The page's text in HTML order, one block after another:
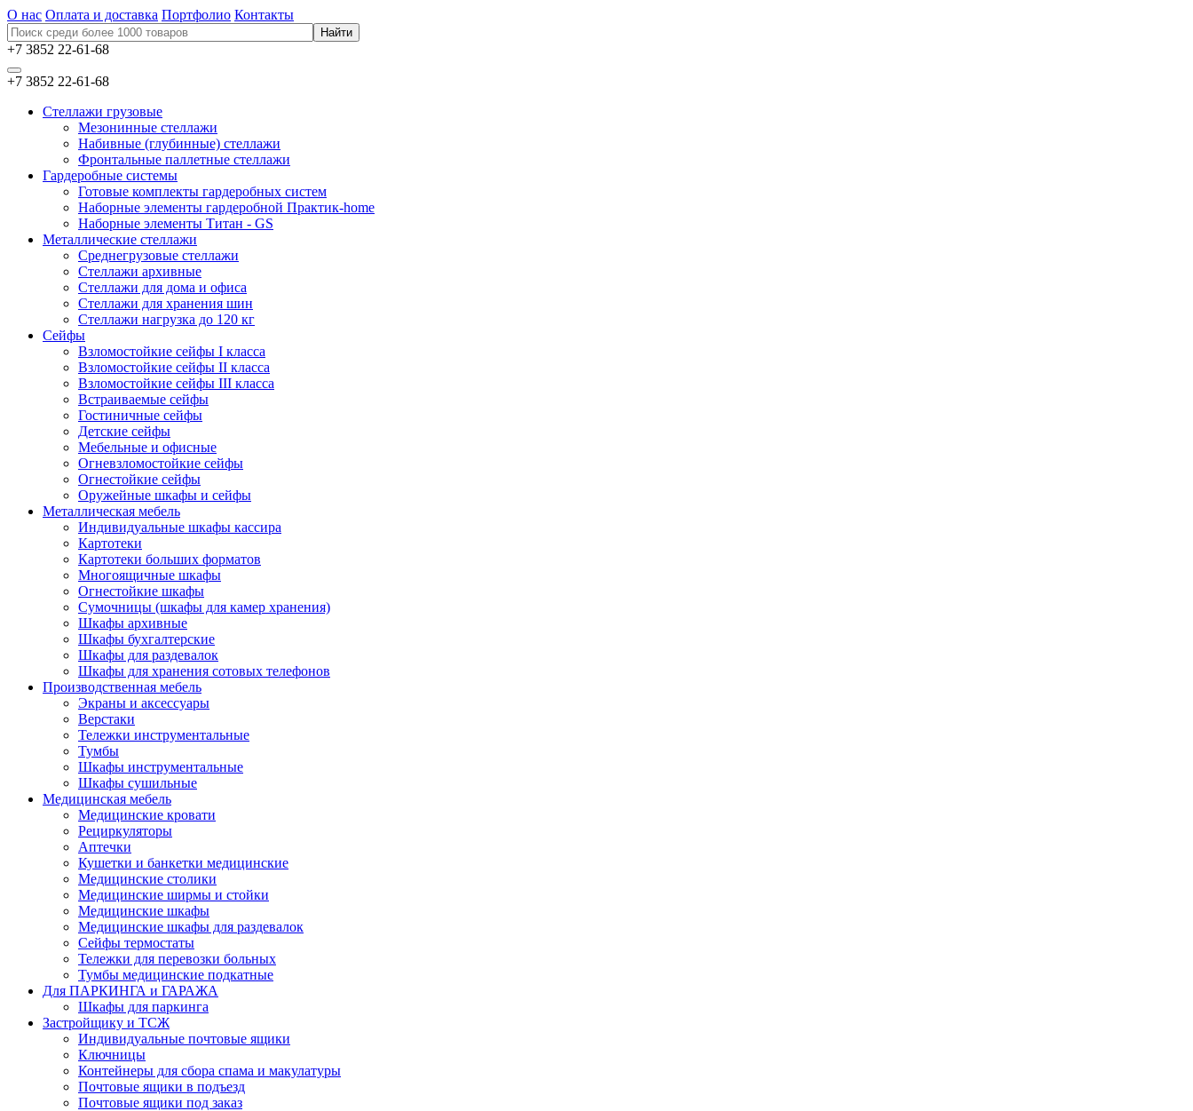
О нас Оплата и доставка Портфолио Контакты
+7 3852 22-61-68
+7 3852 22-61-68
Стеллажи грузовые
Мезонинные стеллажи
Набивные (глубинные) стеллажи
Фронтальные паллетные стеллажи
Гардеробные системы
Готовые комплекты гардеробных систем
Наборные элементы гардеробной Практик-home
Наборные элементы Титан - GS
Металлические стеллажи
Среднегрузовые стеллажи
Стеллажи архивные
Стеллажи для дома и офиса
Стеллажи для хранения шин
Стеллажи нагрузка до 120 кг
Сейфы
Взломостойкие сейфы I класса
Взломостойкие сейфы II класса
Взломостойкие сейфы III класса
Встраиваемые сейфы
Гостиничные сейфы
Детские сейфы
Мебельные и офисные
Огневзломостойкие сейфы
Огнестойкие сейфы
Оружейные шкафы и сейфы
Металлическая мебель
Индивидуальные шкафы кассира
Картотеки
Картотеки больших форматов
Многоящичные шкафы
Огнестойкие шкафы
Сумочницы (шкафы для камер хранения)
Шкафы архивные
Шкафы бухгалтерские
Шкафы для раздевалок
Шкафы для хранения сотовых телефонов
Производственная мебель
Экраны и аксессуары
Верстаки
Тележки инструментальные
Тумбы
Шкафы инструментальные
Шкафы сушильные
Медицинская мебель
Медицинские кровати
Рециркуляторы
Аптечки
Кушетки и банкетки медицинские
Медицинские столики
Медицинские ширмы и стойки
Медицинские шкафы
Медицинские шкафы для раздевалок
Сейфы термостаты
Тележки для перевозки больных
Тумбы медицинские подкатные
Для ПАРКИНГА и ГАРАЖА
Шкафы для паркинга
Застройщику и ТСЖ
Индивидуальные почтовые ящики
Ключницы
Контейнеры для сбора спама и макулатуры
Почтовые ящики в подъезд
Почтовые ящики под заказ